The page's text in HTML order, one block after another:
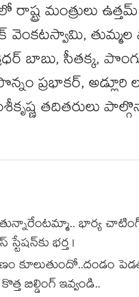
మంత్రులు
వెంకటస్వామి,
బాబు, సీతక్క,
ప్రభాకర్, అడ్లూరి
తదితరులు
భార్య
భర్త !
కూలుతుందో..దండం
బిల్డింగ్ ఇవ్వండి..